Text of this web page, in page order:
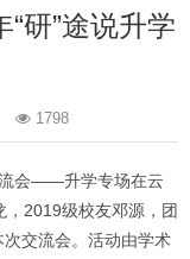
研”途说升学
1798
流会——升学专场在云
2019级校友邓源，团
交流会。活动由学术